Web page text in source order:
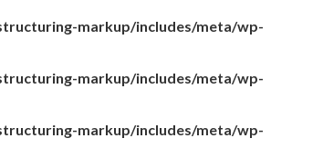
markup/includes/meta/wp-
markup/includes/meta/wp-
markup/includes/meta/wp-